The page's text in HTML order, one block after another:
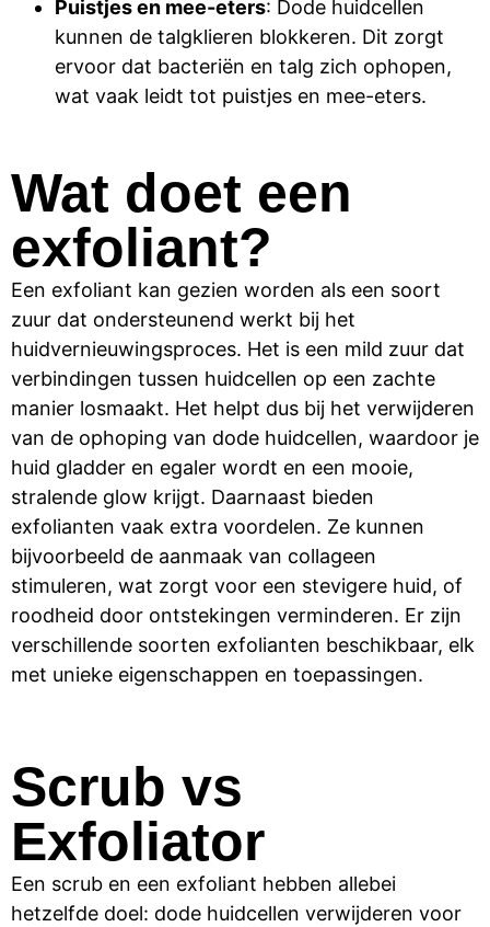
Puistjes en mee-eters: Dode huidcellen
kunnen de talgklieren blokkeren. Dit zorgt
ervoor dat bacteriën en talg zich ophopen,
wat vaak leidt tot puistjes en mee-eters.
Wat doet een
exfoliant?
Een exfoliant kan gezien worden als een soort
zuur dat ondersteunend werkt bij het
huidvernieuwingsproces. Het is een mild zuur dat
verbindingen tussen huidcellen op een zachte
manier losmaakt. Het helpt dus bij het verwijderen
van de ophoping van dode huidcellen, waardoor je
huid gladder en egaler wordt en een mooie,
stralende glow krijgt. Daarnaast bieden
exfolianten vaak extra voordelen. Ze kunnen
bijvoorbeeld de aanmaak van collageen
stimuleren, wat zorgt voor een stevigere huid, of
roodheid door ontstekingen verminderen. Er zijn
verschillende soorten exfolianten beschikbaar, elk
met unieke eigenschappen en toepassingen.
Scrub vs
Exfoliator
Een scrub en een exfoliant hebben allebei
hetzelfde doel: dode huidcellen verwijderen voor